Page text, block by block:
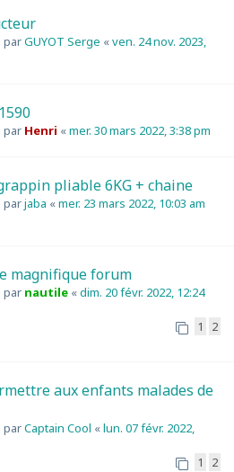
parGUYOT Serge «ven. 24 nov. 2023,
par Henri «mer. 30 mars 2022, 3:38 pm
pliable 6KG + chaine
parjaba «mer. 23 mars 2022, 10:03 am
magnifique forum
par nautile «dim. 20 févr. 2022, 12:24
1 2
aux enfants malades de
parCaptain Cool «lun. 07 févr. 2022,
1 2